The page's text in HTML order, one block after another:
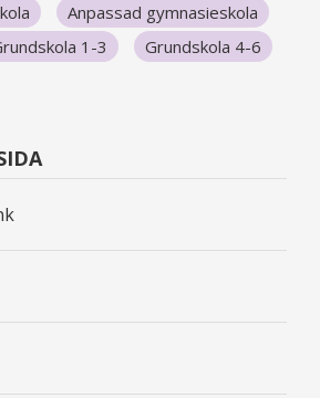
Anpassad gymnasieskola
1-3
Grundskola 4-6